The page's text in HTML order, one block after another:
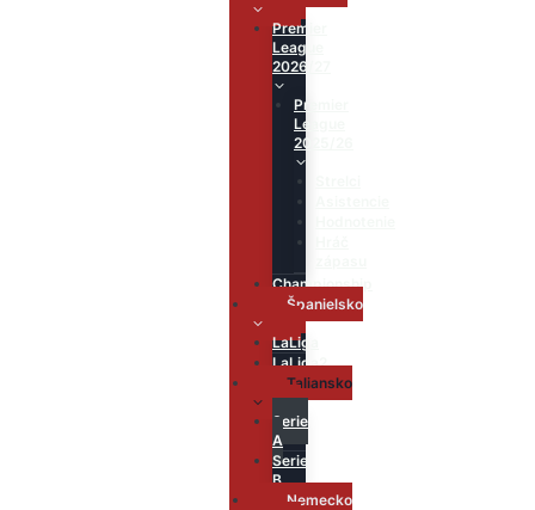
Premier
League
2026/27
Premier
League
2025/26
Championship
Španielsko
LaLiga
LaLiga2
Taliansko
Serie
A
Serie
B
Nemecko